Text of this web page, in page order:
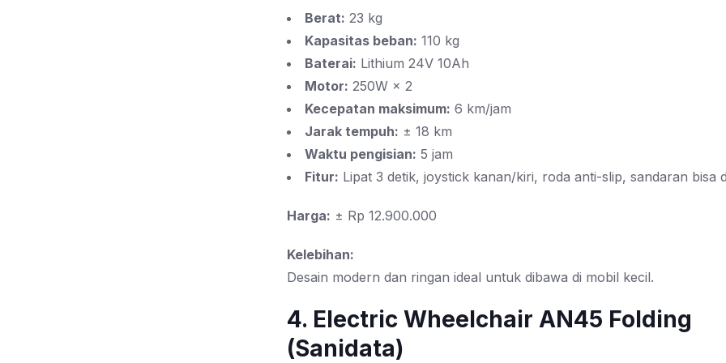
Berat: 23 kg
Kapasitas beban: 110 kg
Baterai: Lithium 24V 10Ah
Motor: 250W × 2
Kecepatan maksimum: 6 km/jam
Jarak tempuh: ± 18 km
Waktu pengisian: 5 jam
Fitur: Lipat 3 detik, joystick kanan/kiri, roda anti-slip, sandaran bisa
Harga: ± Rp 12.900.000
Kelebihan:
Desain modern dan ringan ideal untuk dibawa di mobil kecil.
4. Electric Wheelchair AN45 Folding
(Sanidata)